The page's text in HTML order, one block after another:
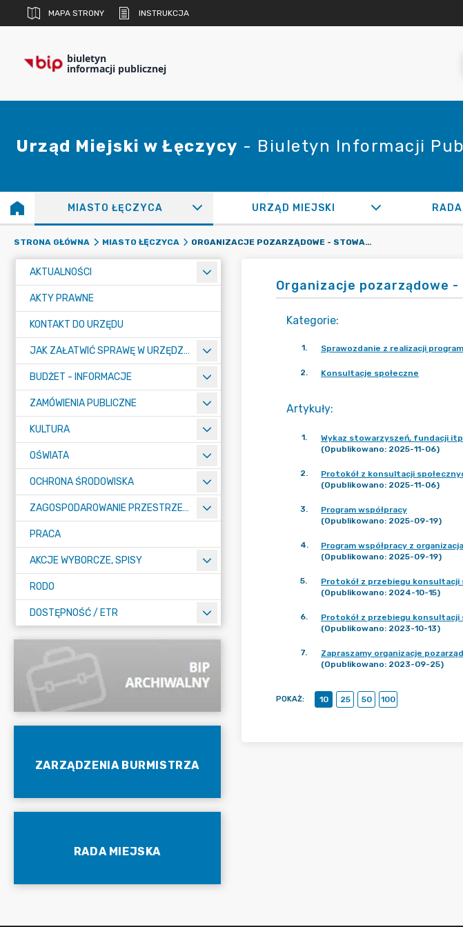
MAPA STRONY INSTRUKCJA
biuletyn
informacji publicznej
Urząd Miejski w Łęczycy - Biuletyn Informacji
MIASTO ŁĘCZYCA URZĄD MIEJSKI
STRONA GŁÓWNA MIASTO ŁĘCZYCA ORGANIZACJE POZARZĄDOWE - STOWARZYSZENIA, FUNDACJE ITP.
AKTUALNOŚCI
AKTY PRAWNE
KONTAKT DO URZĘDU
JAK ZAŁATWIĆ SPRAWĘ W URZĘDZIE
BUDŻET - INFORMACJE
ZAMÓWIENIA PUBLICZNE
KULTURA
OŚWIATA
OCHRONA ŚRODOWISKA
ZAGOSPODAROWANIE PRZESTRZENNE
PRACA
AKCJE WYBORCZE, SPISY
RODO
DOSTĘPNOŚĆ / ETR
ZARZĄDZENIA BURMISTRZA
RADA MIEJSKA
Organizacje pozarządowe
Kategorie:
1. Sprawozdanie z realizacji
2. Konsultacje społeczne
Artykuły:
1.
Wykaz stowarzyszeń, fundacji
(Opublikowano: 2025-11-06)
2.
Protokół z konsultacji
(Opublikowano: 2025-11-06)
3.
Program współpracy
(Opublikowano: 2025-09-19)
4.
Program współpracy z
(Opublikowano: 2025-09-19)
5.
Protokół z przebiegu konsultacji
(Opublikowano: 2024-10-15)
6.
Protokół z przebiegu konsultacji
(Opublikowano: 2023-10-13)
7.
Zapraszamy organizacje
(Opublikowano: 2023-09-25)
POKAŻ: 10 25 50 100